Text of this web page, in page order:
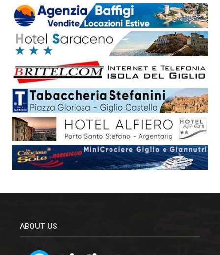
ABOUT US